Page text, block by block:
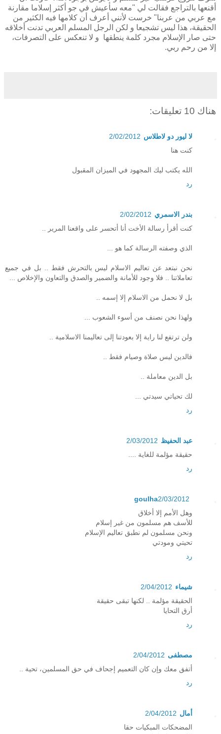
أقنعها بالتراجع فقالت لي "معه سأعيش في جو أكثر إسلاما مقارنة
مع عربي من عربنا" خرست لأنني أعرف أن كلامها فيه الكثير من
الحقيقة، هذا ليس تشجيعا و لكن الرجل المسلم العربي تدنت أخلاقه
حتى صار الإسلام مجرد كلمة ينطقها و لا تنعكس على التصرفات،
إلا من رحم ربي.
هناك 10 تعليقات:
لا ليور دو لاطلاس 2/02/2012
كنت هنا
الله يكتب ليك المجهود في الميزان المقبول
رد
بندر الاسمري 2/02/2012
كنت أقرأ رسالة الأخت أنا أتحسر على واقعنا المرير ..
الذي وصفته الرسالة كما هو ...
نحن نبتعد عن تعاليم الاسلام ليس بالتحرش فقط .. بل في جميع
تعاملاتنا .. فلا وجود للأمانة والضمير والصدق والتعاون والإخلاص ...
بل لا نحمل من الاسلام إلا إسمه ..
ولهذا نحن نصنف من أسوء الشعوب ...
ولن ترتفع لنا راية إلا بعودتنا إلى تعاليمنا الاسلامية ..
فالدين ليس صلاة وصيام فقط ..
بل الدين معاملة ..
لك تحياتي سيدتي ...
رد
عبد الحفيظ 2/03/2012
حقيقة مؤلمة للغاية ....
رد
goulha2/03/2012
وهل الأمم إلا أخلاق
للأسف هم مسلمون من غير إسلام
ونحن مسلمون لم نطبق تعاليم الإسلام
تحيتي ومودتي
رد
شيماء 2/04/2012
الحقيقة مؤلمة .. لكنها تبقى حقيقة
أرق التحايا
رد
مصطفى 2/04/2012
أتفق معك وإن كان التعميم إجحاف في حق المسلمين، تحية ..
رد
أمال 2/04/2012
المضحكات المبكيات حقا